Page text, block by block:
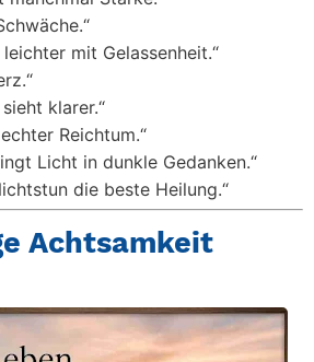
mit Gelassenheit.“
klarer.“
Reichtum.“
Licht in dunkle Gedanken.“
die beste Heilung.“
Achtsamkeit